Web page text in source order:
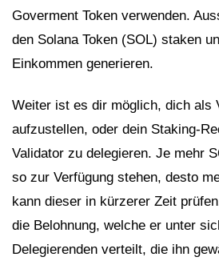
Goverment Token verwenden.
den Solana Token (SOL) staken
Einkommen generieren.
Weiter ist es dir möglich, dich als
aufzustellen, oder dein Staking-
Validator zu delegieren. Je mehr
so zur Verfügung stehen, desto
kann dieser in kürzerer Zeit
die Belohnung, welche er unter
Delegierenden verteilt, die ihn